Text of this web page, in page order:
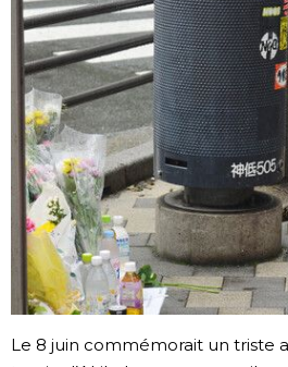
Société
Culture
Gastronomie
Le japonais
En plus
Données
Le 8 juin commémorait un triste